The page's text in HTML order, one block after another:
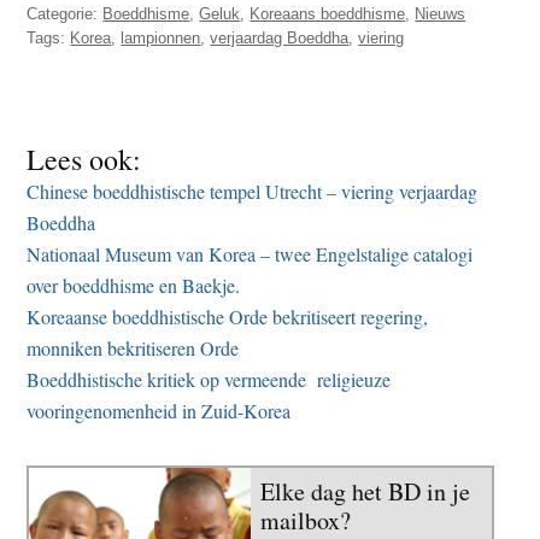
Categorie: Boeddhisme,Geluk, Koreaans boeddhisme, Nieuws
Tags: Korea, lampionnen,verjaardag Boeddha,viering
Lees ook:
Chinese boeddhistische tempel Utrecht – viering verjaardag
Boeddha
Nationaal Museum van Korea – twee Engelstalige catalogi
over boeddhisme en Baekje.
Koreaanse boeddhistische Orde bekritiseert regering,
monniken bekritiseren Orde
Boeddhistische kritiek op vermeende religieuze
vooringenomenheid in Zuid-Korea
Elke dag het BD in je
mailbox?